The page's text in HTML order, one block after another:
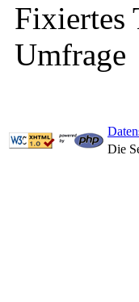
Fixiertes
Umfrage
Die